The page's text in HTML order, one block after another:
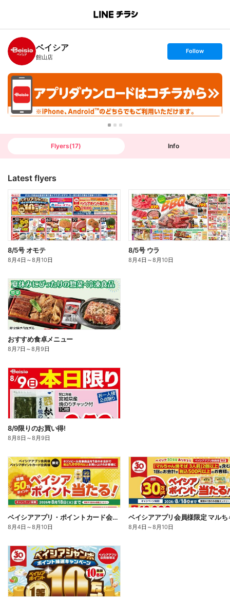
B
n
c
h
T
ベイシア
館山店
s
t
o
o
w
Follow
Flyers(17) Info
Latest flyers
8/5号 オモテ
8月4日 ～8月10日
8/5号 ウラ
8月4日 ～8月10日
おすすめ食卓メニュー
8月7日 ～8月9日
8/9限りのお買い得!
8月8日 ～8月9日
ベイシアアプリ・ポイントカード会員様限定 対象商品を1回で1,000円以上お買上でポイント当る!
8月4日 ～8月10日 8月4日 ～8月10日